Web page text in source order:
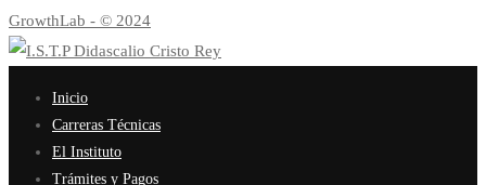
GrowthLab - © 2024
Inicio
Carreras Técnicas
El Instituto
Trámites y Pagos